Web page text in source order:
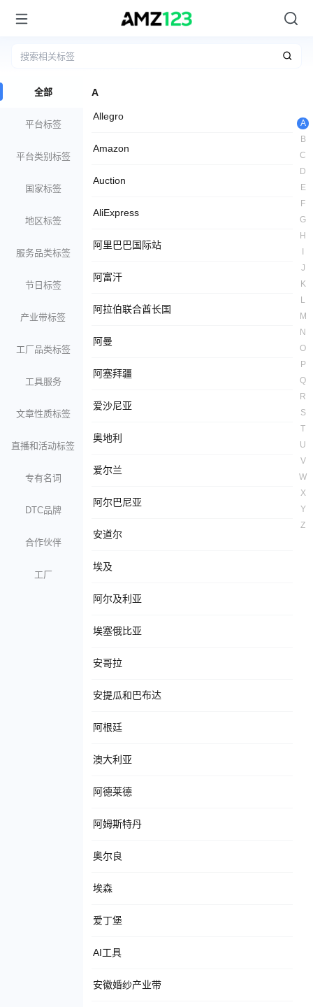
全部
平台标签
平台类别标签
国家标签
地区标签
服务品类标签
节日标签
产业带标签
工厂品类标签
工具服务
文章性质标签
直播和活动标签
专有名词
DTC品牌
合作伙伴
工厂
A
Allegro
Amazon
Auction
AliExpress
阿里巴巴国际站
阿富汗
阿拉伯联合酋长国
阿曼
阿塞拜疆
爱沙尼亚
奥地利
爱尔兰
阿尔巴尼亚
安道尔
埃及
阿尔及利亚
埃塞俄比亚
安哥拉
安提瓜和巴布达
阿根廷
澳大利亚
阿德莱德
阿姆斯特丹
奥尔良
埃森
爱丁堡
AI工具
安徽婚纱产业带
A
B
C
D
E
F
G
H
J
K
L
M
N
O
P
Q
R
S
T
U
V
W
X
Y
Z